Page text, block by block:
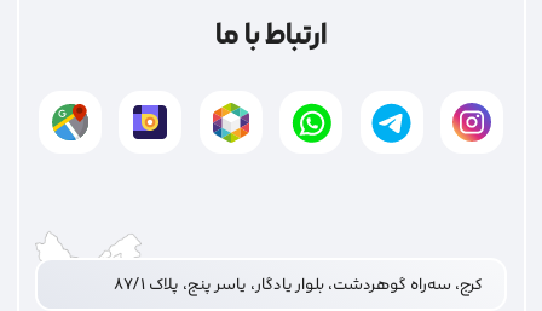
ارتباط با ما
کرج، سه‌راه گوهردشت، بلوار یادگار، یاسر پنج، پلاک ۸۷/۱